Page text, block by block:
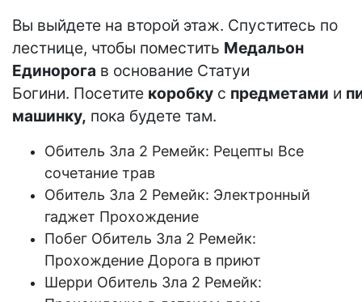
Вы выйдете на второй этаж. Спуститесь по
лестнице, чтобы поместить Медальон
Единорога в основание Статуи
Богини. Посетите коробку с предметами и
машинку, пока будете там.
Обитель Зла 2 Ремейк: Рецепты Все
сочетание трав
Обитель Зла 2 Ремейк: Электронный
гаджет Прохождение
Побег Обитель Зла 2 Ремейк:
Прохождение Дорога в приют
Шерри Обитель Зла 2 Ремейк: